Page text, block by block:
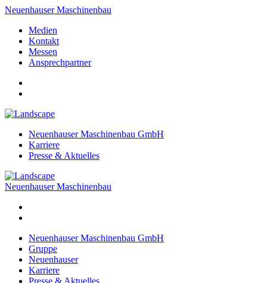
Neuenhauser Maschinenbau
Medien
Kontakt
Messen
Ansprechpartner
Neuenhauser Maschinenbau GmbH
Karriere
Presse & Aktuelles
Neuenhauser Maschinenbau
Neuenhauser Maschinenbau GmbH
Gruppe
Neuenhauser
Karriere
Presse & Aktuelles